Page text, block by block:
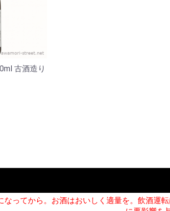
古酒造り
なってから。お酒はおいしく適量を。飲酒運